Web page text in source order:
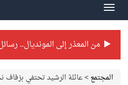
المجتمع>عائلة الرشيد تحتفي بزفاف